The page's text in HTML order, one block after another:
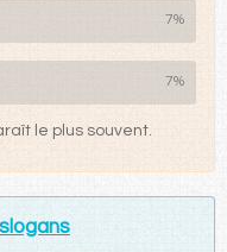
7%
7%
le plus souvent.